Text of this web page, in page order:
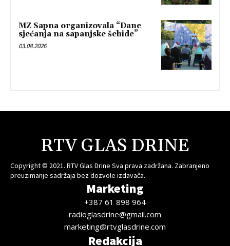
MZ Sapna organizovala “Dane
sjećanja na sapanjske šehide”
03.08.2026
RTV GLAS DRINE
Copyright © 2021. RTV Glas Drine Sva prava zadržana. Zabranjeno
preuzimanje sadržaja bez dozvole izdavača.
Marketing
+387 61 898 964
radioglasdrine@gmail.com
marketing@rtvglasdrine.com
Redakcija